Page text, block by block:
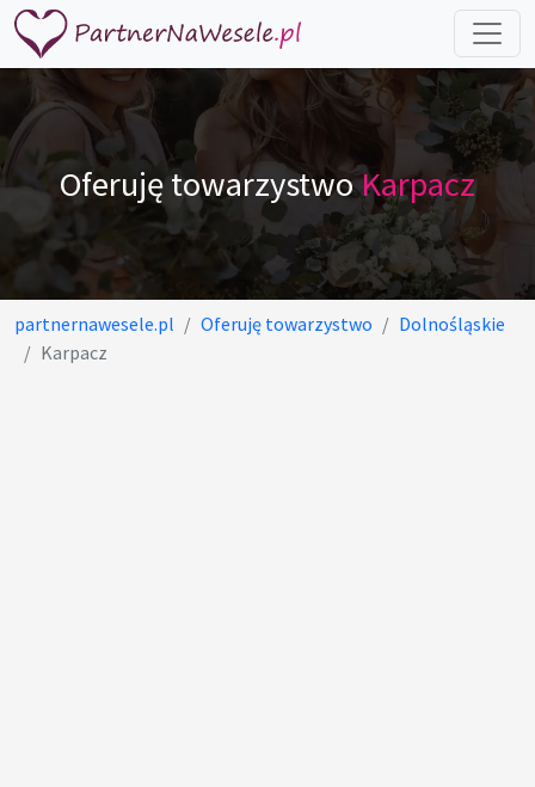
Oferuję towarzystwoKarpacz
partnernawesele.pl Oferuję towarzystwo
Dolnośląskie
Karpacz